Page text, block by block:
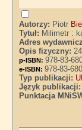
Autorzy: Piotr
Tytuł: Milimetr :
Adres
Opis fizyczny:
p-ISBN:978-83-
e-ISBN:978-83-
Typ publikacji:
Język publikacji:
Punktacja